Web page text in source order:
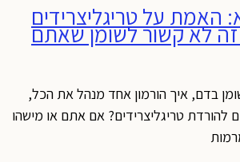
האמת על טריגליצרידים
זה לא קשור לשומן שאתם
בדם, איך הורמון אחד מנהל את הכל,
להורדת טריגליצרידים? אם אתם או מישהו